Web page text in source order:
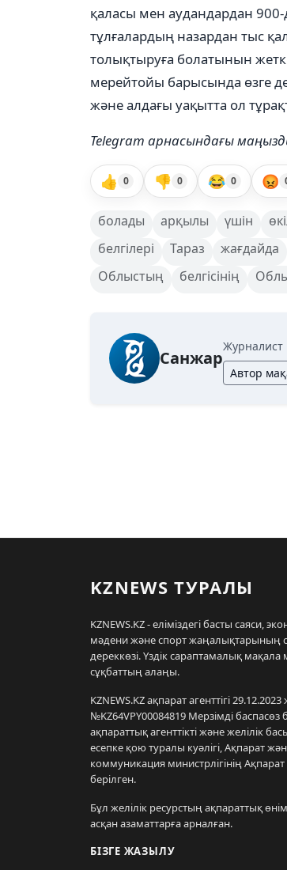
қаласы мен аудандардан
тұлғалардың назардан тыс
толықтыруға болатынын
мерейтойы барысында өзге
және алдағы уақытта ол
Telegram арнасындағы
👍 0 👎 0 😂 0 😡
болады арқылы үшін
белгілері
Тараз жағдайда
Облыстың
белгісінің
Санжар
Журналист
Автор
KZNEWS ТУРАЛЫ
KZNEWS.KZ - еліміздегі басты саяси,
мәдени және спорт жаңалықтарының
дереккөзі. Үздік сараптамалық
сұқбаттың алаңы.
KZNEWS.KZ ақпарат агенттігі
№KZ64VPY00084819 Мерзімді
ақпараттық агенттікті және желілік
есепке қою туралы куәлігі, Ақпарат
коммуникация министрлігінің
берілген.
Бұл желілік ресурстың ақпараттық
асқан азаматтарға арналған.
БІЗГЕ ЖАЗЫЛУ